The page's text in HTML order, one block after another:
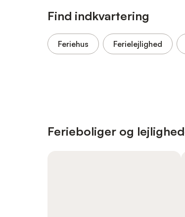
Find indkvartering
Feriehus Ferielejlighed
Ferieboliger og